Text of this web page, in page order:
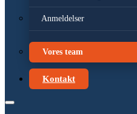
Anmeldelser
Vores team
Kontakt